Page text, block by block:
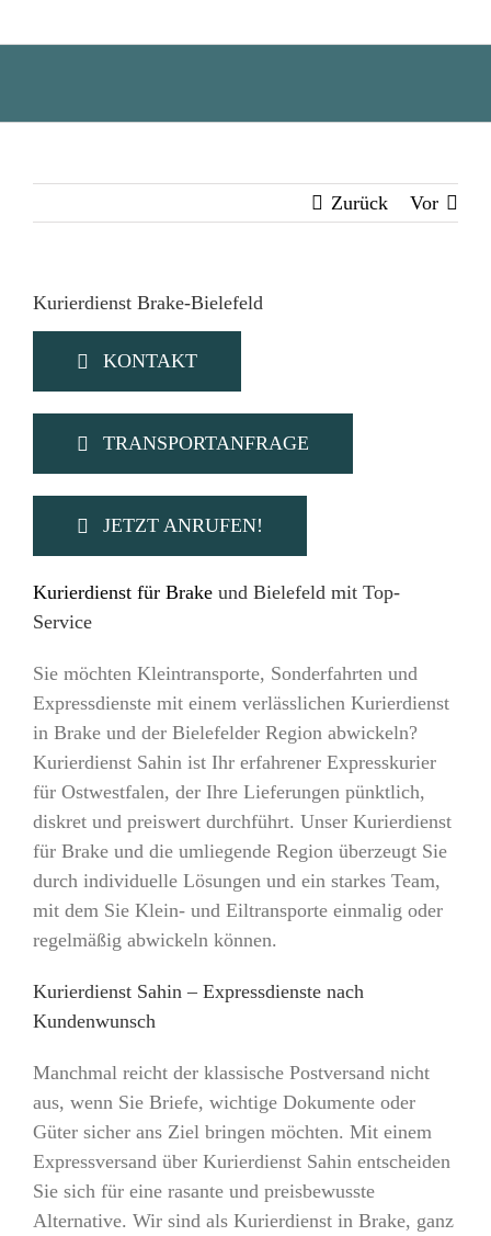
Inhalt
Zurück Vor
Kurierdienst Brake-Bielefeld
KONTAKT
TRANSPORTANFRAGE
JETZT ANRUFEN!
Kurierdienst für Brakeund Bielefeld mit Top-
Service
Sie möchten Kleintransporte, Sonderfahrten und
Expressdienste mit einem verlässlichen Kurierdienst
in Brake und der Bielefelder Region abwickeln?
Kurierdienst Sahin ist Ihr erfahrener Expresskurier
für Ostwestfalen, der Ihre Lieferungen pünktlich,
diskret und preiswert durchführt. Unser Kurierdienst
für Brake und die umliegende Region überzeugt Sie
durch individuelle Lösungen und ein starkes Team,
mit dem Sie Klein- und Eiltransporte einmalig oder
regelmäßig abwickeln können.
Kurierdienst Sahin – Expressdienste nach
Kundenwunsch
Manchmal reicht der klassische Postversand nicht
aus, wenn Sie Briefe, wichtige Dokumente oder
Güter sicher ans Ziel bringen möchten. Mit einem
Expressversand über Kurierdienst Sahin entscheiden
Sie sich für eine rasante und preisbewusste
Alternative. Wir sind als Kurierdienst in Brake, ganz